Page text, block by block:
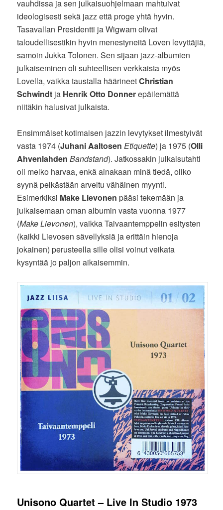
vauhdissa ja sen julkaisuohjelmaan mahtuivat
ideologisesti sekä jazz että proge yhtä hyvin.
Tasavallan Presidentti ja Wigwam olivat
taloudellisestikin hyvin menestyneitä Loven levyttäjiä,
samoin Jukka Tolonen. Sen sijaan jazz-albumien
julkaiseminen oli suhteellisen verkkaista myös
Lovella, vaikka taustalla häärineetChristian
Schwindt ja Henrik Otto Donnerepäilemättä
niitäkin halusivat julkaista.
Ensimmäiset kotimaisen jazzin levytykset ilmestyivät
vasta 1974 (Juhani Aaltosen Etiquette) ja 1975 (Olli
Ahvenlahden Bandstand). Jatkossakin julkaisutahti
oli melko harvaa, enkä ainakaan minä tiedä, oliko
syynä pelkästään arveltu vähäinen myynti.
Esimerkiksi Make Lievonen pääsi tekemään ja
julkaisemaan oman albumin vasta vuonna 1977
(Make Lievonen), vaikka Taivaantemppelin esitysten
(kaikki Lievosen sävellyksiä ja erittäin hienoja
jokainen) perusteella sille olisi voinut veikata
kysyntää jo paljon aikaisemmin.
Unisono Quartet – Live In Studio 1973